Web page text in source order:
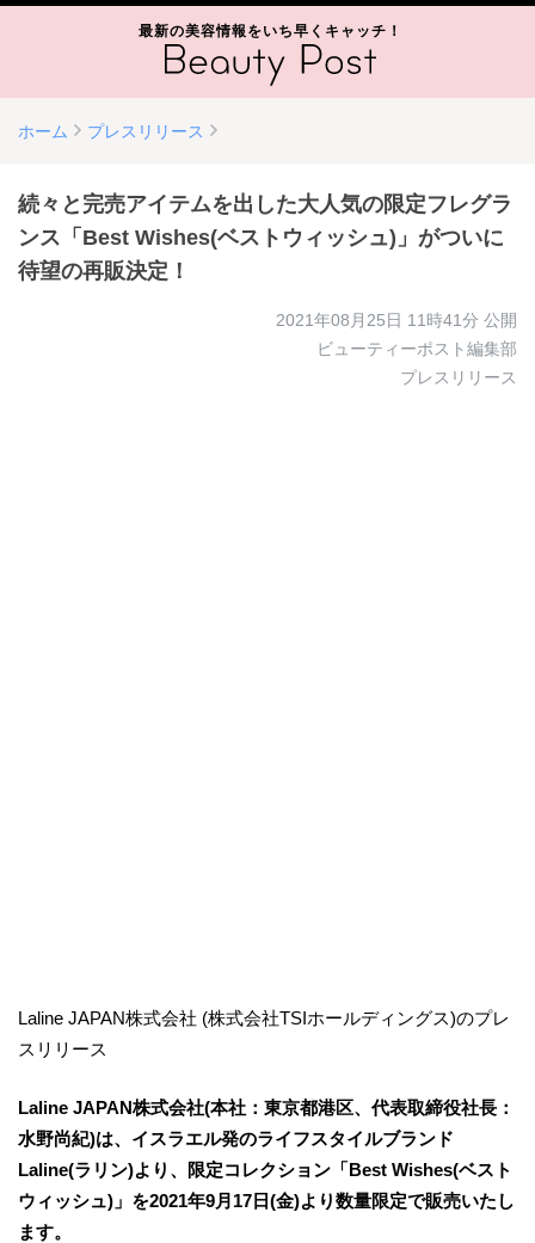
最新の美容情報をいち早くキャッチ！
ホーム プレスリリース
続々と完売アイテムを出した大人気の限定フレグラ
ンス「Best Wishes(ベストウィッシュ)」がついに
待望の再販決定！
2021年08月25日 11時41分 公開
ビューティーポスト編集部
プレスリリース
Laline JAPAN株式会社 (株式会社TSIホールディングス)のプレ
スリリース
Laline JAPAN株式会社(本社：東京都港区、代表取締役社長：
水野尚紀)は、イスラエル発のライフスタイルブランド
Laline(ラリン)より、限定コレクション「Best Wishes(ベスト
ウィッシュ)」を2021年9月17日(金)より数量限定で販売いたし
ます。